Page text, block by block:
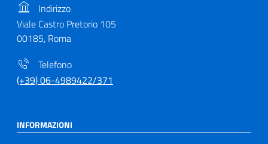
Indirizzo
Viale Castro Pretorio 105
00185, Roma
Telefono
(+39) 06-4989422/371
INFORMAZIONI